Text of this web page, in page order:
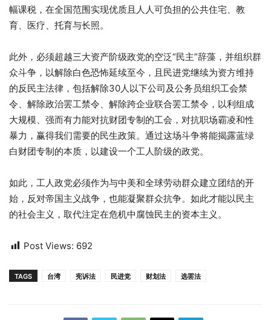
幅课税，在全国范围实现优质且人人可负担的公共住宅、教
育、医疗、托育与长照。
此外，必须超越三大资产阶级政党的空泛“民主”辞藻，并组织群
众斗争，以解除白色恐怖延续至今，且民进党继续为资方维持
的反民主法律，包括解除30人以下公司及公务员组织工会禁
令、解除政治罢工禁令、解除跨企业联合罢工禁令，以利组成
大规模、强而有力能对抗财团专制的工会，对抗职场霸凌和性
暴力，赢得我们需要的民生政策。通过这场斗争将能揭露蓝绿
白财团专制的本质，以建设一个工人阶级的政党。
如此，工人政党必须作为与中美和全球劳动群众建立团结的开
始，反对帝国主义战争，也能凝聚群众抗争。如此才能以民主
的社会主义，取代注定在危机中腐蚀民主的资本主义。
Post Views: 692
TAGS 台湾 宪诉法 民进党 财划法 选罢法